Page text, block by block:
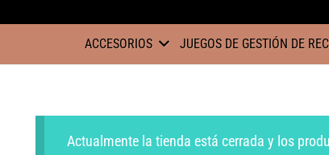
ACCESORIOS JUEGOS DE GESTIÓN DE
Actualmente la tienda está cerrada y los